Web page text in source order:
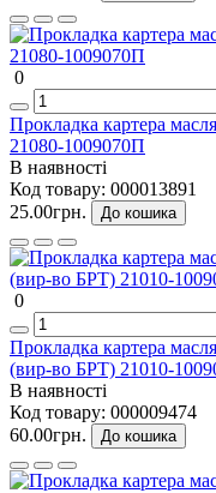
0
Прокладка картера
21080-1009070П
В наявності
Код товару: 000013891
25.00грн.
До кошика
0
Прокладка картера
(вир-во БРТ) 21010-
В наявності
Код товару: 000009474
60.00грн.
До кошика